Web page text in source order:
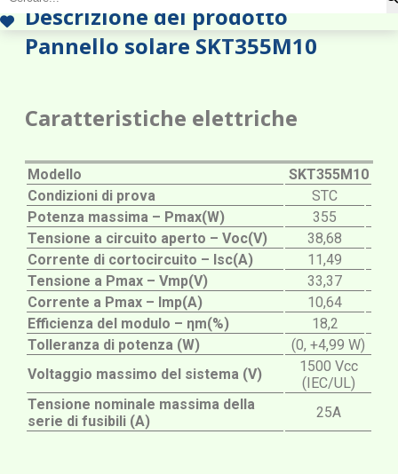
Descrizione del prodotto
Pannello solare SKT355M10
Caratteristiche elettriche
Modello
SKT355M10
Condizioni di prova
STC
Potenza massima – Pmax(W)
355
Tensione a circuito aperto – Voc(V)
38,68
Corrente di cortocircuito – Isc(A)
11,49
Tensione a Pmax – Vmp(V)
33,37
Corrente a Pmax – Imp(A)
10,64
Efficienza del modulo – ηm(%)
18,2
Tolleranza di potenza (W)
(0, +4,99 W)
Voltaggio massimo del sistema (V)
1500 Vcc
(IEC/UL)
Tensione nominale massima della
serie di fusibili (A)
25A